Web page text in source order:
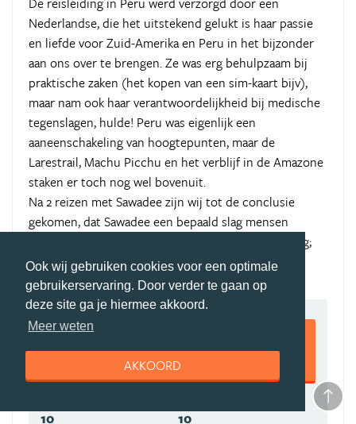
Ook wij gebruiken cookies voor een optimale
gebruikerservaring. Door verder te gaan op
deze site ga je hiermee akkoord.
Meer weten
AKKOORD
Nederlandse, die het uitstekend gelukt is haar passie
en liefde voor Zuid-Amerika en Peru in het bijzonder
aan ons over te brengen. Ze was erg behulpzaam bij
praktische zaken (het kopen van een sim-kaart bijv),
maar nam ook haar verantwoordelijkheid bij medische
tegenslagen, hulde! Peru was eigenlijk een
aaneenschakeling van hoogtepunten, maar de
Larestrail, Machu Picchu en het verblijf in de Amazone
staken er toch nog wel bovenuit.
Na 2 reizen met Sawadee zijn wij tot de conclusie
gekomen, dat Sawadee een bepaald slag mensen
aantrekt met allemaal zo'n beetje dezelfde instelling;
en wij voelen ons daarbij prima.......
9,5
10 10